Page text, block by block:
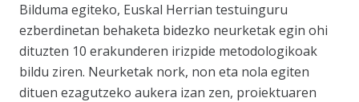
Bilduma egiteko, Euskal Herrian testuinguru
ezberdinetan behaketa bidezko neurketak egin ohi
dituzten 10 erakunderen irizpide metodologikoak
bildu ziren. Neurketak nork, non eta nola egiten
dituen ezagutzeko aukera izan zen, proiektuaren